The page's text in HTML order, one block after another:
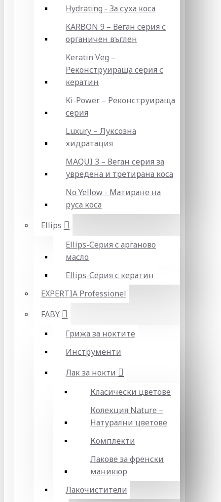
Hydrating - За суха коса
KARBON 9 – Веган серия с
органичен въглен
Keratin Veg –
Реконструираща серия с
кератин
Ki-Power – Реконструираща
серия
Luxury – Луксозна
хидратация
MAQUI 3 – Веган серия за
увредена и третирана коса
No Yellow - Матиране на
руса коса
Ellips
Ellips-Серия с арганово
масло
Ellips-Серия с кератин
EXPERTIA Professionel
FABY
Грижа за ноктите
Инструменти
Лак за нокти
Класически цветове
Колекция Nature –
Натурални цветове
Комплекти
Лакове за френски
маникюр
Лакочистители